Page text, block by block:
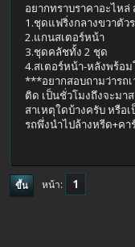
อยากทราบราคาอะไห
1.ชุดแฟริ่งกลางขวาตัว
2.แกนสเตอร์หน้า
3.ชุดคลัชทั้ง 2 ชุด
4.สเตอร์หน้า-หลังพร้อ
***อยากสอบถามว่ารถ
ติด เป็นชั่วโมงถึงจะมา
สาเหตุใดบ้างครับ หรือ
รถพึ่งนำไปล้างหรีด+ค
ขึ้น หน้า 1